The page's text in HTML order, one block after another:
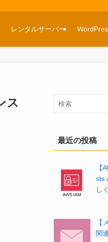
レンタルサーバー
ス
最近の投稿
【
しく
【
関